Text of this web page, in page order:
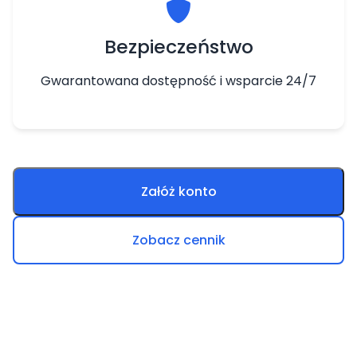
Bezpieczeństwo
Gwarantowana dostępność i wsparcie 24/7
Załóż konto
Zobacz cennik